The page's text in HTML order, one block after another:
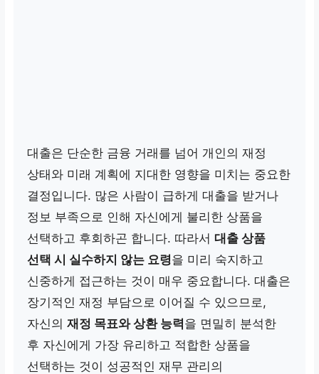
대출은 단순한 금융 거래를 넘어 개인의 재정
상태와 미래 계획에 지대한 영향을 미치는 중요한
결정입니다. 많은 사람이 급하게 대출을 받거나
정보 부족으로 인해 자신에게 불리한 상품을
선택하고 후회하곤 합니다. 따라서대출 상품
선택 시 실수하지 않는 요령을 미리 숙지하고
신중하게 접근하는 것이 매우 중요합니다. 대출은
장기적인 재정 부담으로 이어질 수 있으므로,
자신의재정 목표와 상환 능력을 면밀히 분석한
후 자신에게 가장 유리하고 적합한 상품을
선택하는 것이 성공적인 재무 관리의